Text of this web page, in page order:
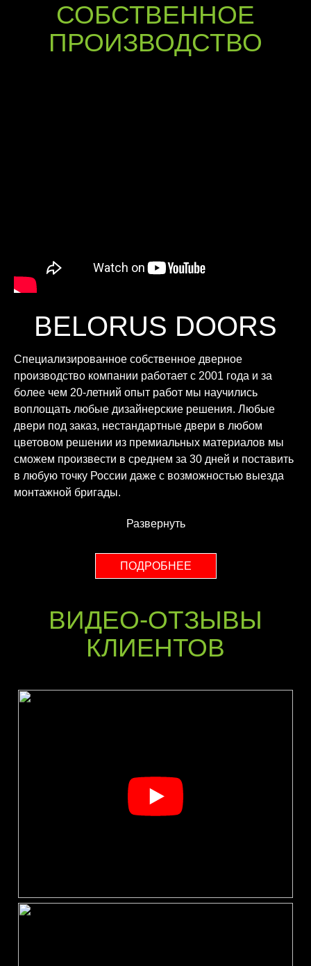
СОБСТВЕННОЕ
ПРОИЗВОДСТВО
BELORUS DOORS
Специализированное собственное дверное
производство компании работает с 2001 года и за
более чем 20-летний опыт работ мы научились
воплощать любые дизайнерские решения. Любые
двери под заказ, нестандартные двери в любом
цветовом решении из премиальных материалов мы
сможем произвести в среднем за 30 дней и поставить
в любую точку России даже с возможностью выезда
монтажной бригады.
Развернуть
ПОДРОБНЕЕ
ВИДЕО-ОТЗЫВЫ
КЛИЕНТОВ